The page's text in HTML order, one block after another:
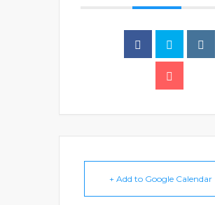
+ Add to Google Calendar